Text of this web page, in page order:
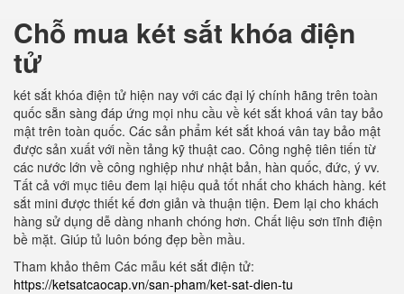
Chỗ mua két sắt khóa điện
tử
két sắt khóa điện tử hiện nay với các đại lý chính hãng trên toàn
quốc sẵn sàng đáp ứng mọi nhu cầu về két sắt khoá vân tay bảo
mật trên toàn quốc. Các sản phẩm két sắt khoá vân tay bảo mật
được sản xuất với nền tảng kỹ thuật cao. Công nghệ tiên tiến từ
các nước lớn về công nghiệp như nhật bản, hàn quốc, đức, ý vv.
Tất cả với mục tiêu đem lại hiệu quả tốt nhất cho khách hàng. két
sắt mini được thiết kế đơn giản và thuận tiện. Đem lại cho khách
hàng sử dụng dễ dàng nhanh chóng hơn. Chất liệu sơn tĩnh điện
bề mặt. Giúp tủ luôn bóng đẹp bền mầu.
Tham khảo thêm Các mẫu két sắt điện tử:
https://ketsatcaocap.vn/san-pham/ket-sat-dien-tu